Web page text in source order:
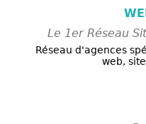
Le 1er Réseau
Réseau d'agences
web,